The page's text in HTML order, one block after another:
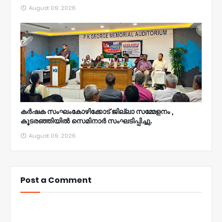
August 09, 2026
കർഷക സംഘംകോഴിക്കോട് ജില്ലാ സമ്മേളനം ,
കൂടരഞ്ഞിയിൽ സെമിനാർ സംഘടിപ്പിച്ചു.
August 09, 2026
Post a Comment